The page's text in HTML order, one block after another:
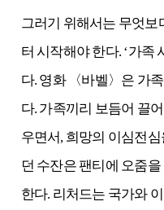
그러기 위해서는 무엇보
터 시작해야 한다. ‘가족
다. 영화 〈바벨〉은 가
다. 가족끼리 보듬어 끌
우면서, 희망의 이심전
던 수잔은 팬티에 오줌
한다. 리처드는 국가와